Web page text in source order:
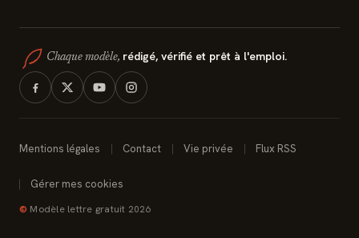
Chaque modèle, rédigé, vérifié et prêt à l'emploi.
Mentions légales Contact Vie privée Flux RSS
Gérer mes cookies
© Modèle lettre gratuit 2026